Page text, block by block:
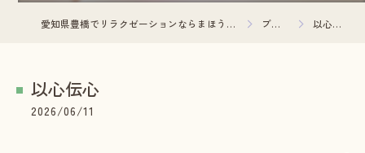
愛知県豊橋でリラクゼーションならまほうのつえ ブログ 以心伝心
以心伝心
2026/06/11